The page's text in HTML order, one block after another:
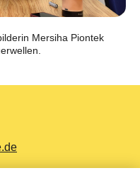
Mersiha Piontek